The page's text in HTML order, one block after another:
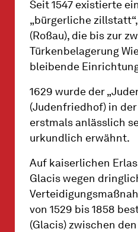
Seit 1547 existierte
„bürgerliche
(Roßau), die bis zur
Türkenbelagerung
bleibende
1629 wurde der
(Judenfriedhof) in der
erstmals anlässlich
urkundlich erwähnt.
Auf kaiserlichen
Glacis wegen
von 1529 bis 1858
(Glacis) zwischen